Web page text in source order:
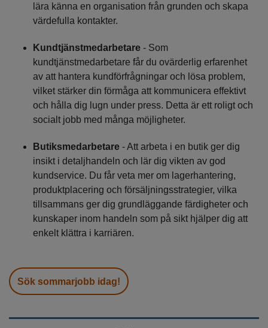
lära känna en organisation från grunden och skapa
värdefulla kontakter.
Kundtjänstmedarbetare - Som
kundtjänstmedarbetare får du ovärderlig erfarenhet
av att hantera kundförfrågningar och lösa problem,
vilket stärker din förmåga att kommunicera effektivt
och hålla dig lugn under press. Detta är ett roligt och
socialt jobb med många möjligheter.
Butiksmedarbetare - Att arbeta i en butik ger dig
insikt i detaljhandeln och lär dig vikten av god
kundservice. Du får veta mer om lagerhantering,
produktplacering och försäljningsstrategier, vilka
tillsammans ger dig grundläggande färdigheter och
kunskaper inom handeln som på sikt hjälper dig att
enkelt klättra i karriären.
Sök sommarjobb idag!